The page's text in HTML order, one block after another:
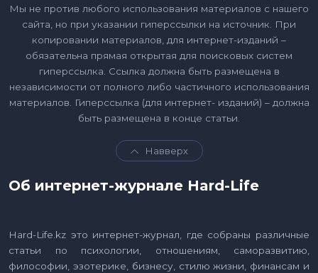
Мы не против любого использования материалов с нашего
сайта, но при указании гиперссылки на источник. При
копировании материалов, для интернет-изданий –
обязательна прямая открытая для поисковых систем
гиперссылка. Ссылка должна быть размещена в
независимости от полного либо частичного использования
материалов. Гиперссылка (для интернет- изданий) – должна
быть размещена в конце статьи.
Навверх
Об интернет-журнале Hard-Life
Hard-Life.kz это интернет-журнал, где собраны различные
статьи по психологии, отношениям, саморазвитию,
философии, эзотерике, бизнесу, стилю жизни, финансам и